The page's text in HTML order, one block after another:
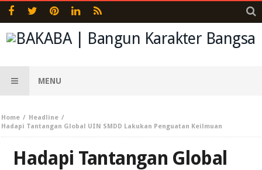
MENU
Home
Headline
Hadapi Tantangan Global UIN SMDD Lakukan Penguatan Keilmuan
Hadapi Tantangan Global